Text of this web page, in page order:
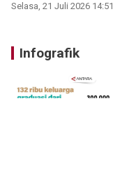
Selasa, 21 Juli 2026 14:51
Infografik